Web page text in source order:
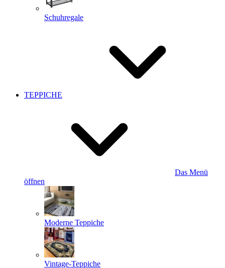
Schuhregale
TEPPICHE
Das Menü
öffnen
Moderne Teppiche
Vintage-Teppiche